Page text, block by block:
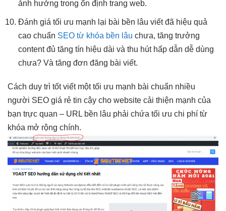
ảnh hưởng trong ổn định trang web.
Đánh giá tối ưu mạnh lại bài bền lâu viết đã hiệu quả
caochuẩn SEO từ khóa bền lâu chưa, tăng trưởng
content đủ tăng tín hiệu dài và thu húthấp dẫn dễ dùng
chưa? Và tăng đơn đăng bài viết.
Cách duy trì tốtviết mộttối ưu mạnh bài chuẩn nhiều
người SEO giá rẻ tin cậy cho website cải thiện mạnh của
bạn trực quan – URL bền lâu phải chứa tối ưu chi phí từ
khóa mở rộng chính.